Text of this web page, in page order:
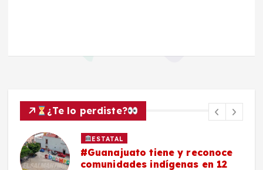
¿Te lo perdiste?
ESTATAL
#Guanajuato tiene y reconoce
comunidades indígenas en 12